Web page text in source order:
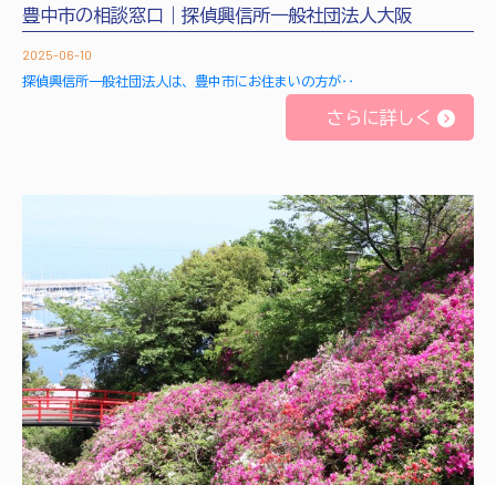
豊中市の相談窓口｜探偵興信所一般社団法人大阪
2025-06-10
探偵興信所一般社団法人は、豊中市にお住まいの方が‥
さらに詳しく